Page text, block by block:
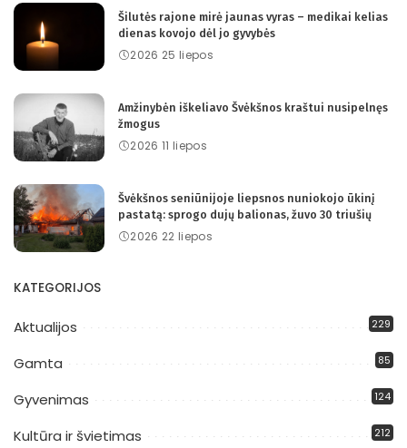
Šilutės rajone mirė jaunas vyras – medikai kelias
dienas kovojo dėl jo gyvybės
2026 25 liepos
Amžinybėn iškeliavo Švėkšnos kraštui nusipelnęs
žmogus
2026 11 liepos
Švėkšnos seniūnijoje liepsnos nuniokojo ūkinį
pastatą: sprogo dujų balionas, žuvo 30 triušių
2026 22 liepos
KATEGORIJOS
Aktualijos 229
Gamta 85
Gyvenimas 124
Kultūra ir švietimas 212